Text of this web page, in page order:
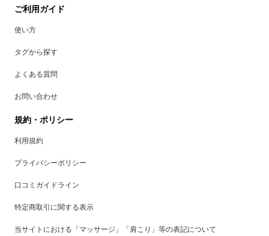
ご利用ガイド
使い方
タグから探す
よくある質問
お問い合わせ
規約・ポリシー
利用規約
プライバシーポリシー
口コミガイドライン
特定商取引に関する表示
当サイトにおける「マッサージ」「肩こり」等の表記について